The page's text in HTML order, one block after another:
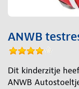
ANWB
Dit kinderzitje
ANWB